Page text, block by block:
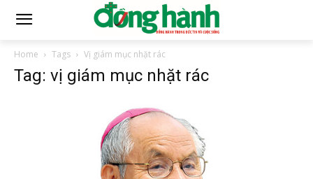
Home Tags Vị giám mục nhặt rác
Tag: vị giám mục nhặt rác